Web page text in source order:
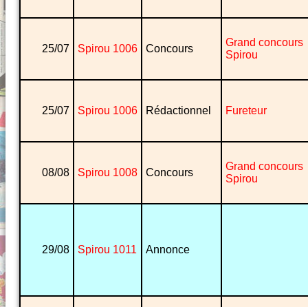
25/07 Spirou 1006 Concours
Grand concours
Spirou
25/07 Spirou 1006 Rédactionnel Fureteur
08/08 Spirou 1008 Concours
Grand concours
Spirou
29/08 Spirou 1011 Annonce